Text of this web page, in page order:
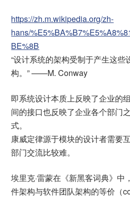
https://zh.m.wikipedia.org/zh-
hans/
BE%8B
“设计系统的架构受制于产生这些
构。” ——M. Conway
即系统设计本质上反映了企业的
间的接口也反映了企业各个部门
式。
康威定律源于模块的设计者需要
部门交流比较难。
埃里克·雷蒙在《新黑客词典》中
件架构与软件团队架构的等价（